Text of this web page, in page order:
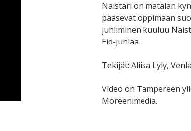
Naistari on matalan
pääsevät oppimaan
juhliminen kuuluu
Eid-juhlaa.
Tekijät: Aliisa Lyly,
Video on Tampereen
Moreenimedia.